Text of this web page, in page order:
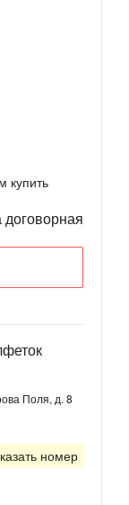
купить
Поля, д. 8
номер